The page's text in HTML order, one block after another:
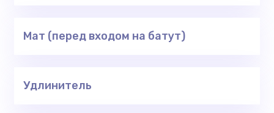
Мат (перед входом на батут)
Удлинитель